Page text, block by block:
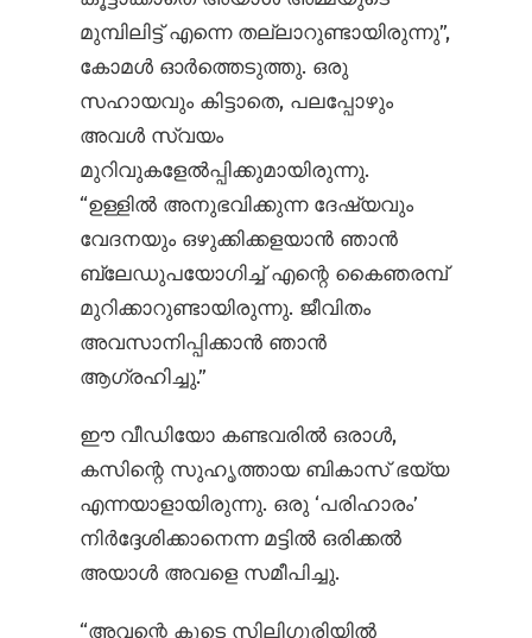
മുമ്പിലിട്ട് എന്നെ തല്ലാറുണ്ടായിരുന്നു”,
കോമൾ ഓർത്തെടുത്തു. ഒരു
സഹായവും കിട്ടാതെ, പലപ്പോഴും
അവൾ സ്വയം
മുറിവുകളേൽ‌പ്പിക്കുമായിരുന്നു.
“ഉള്ളിൽ അനുഭവിക്കുന്ന ദേഷ്യവും
വേദനയും ഒഴുക്കിക്കളയാൻ ഞാൻ
ബ്ലേഡുപയോഗിച്ച് എന്റെ കൈഞരമ്പ്
മുറിക്കാറുണ്ടായിരുന്നു. ജീവിതം
അവസാനിപ്പിക്കാൻ ഞാൻ
ആഗ്രഹിച്ചു.”
ഈ വീഡിയോ കണ്ടവരിൽ ഒരാൾ,
കസിന്റെ സുഹൃത്തായ ബികാസ് ഭയ്യ
എന്നയാളായിരുന്നു. ഒരു ‘പരിഹാരം’
നിർദ്ദേശിക്കാനെന്ന മട്ടിൽ ഒരിക്കൽ
അയാൾ അവളെ സമീപിച്ചു.
“അവന്റെ കൂടെ സിലിഗുരിയിൽ